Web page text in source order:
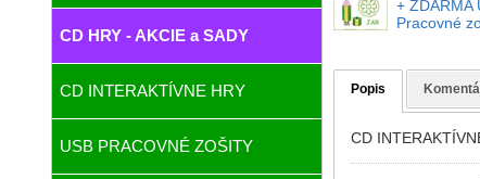
CD HRY - AKCIE a SADY
CD INTERAKTÍVNE HRY
USB PRACOVNÉ ZOŠITY
+ ZDARMA
Pracovné
Popis
CD